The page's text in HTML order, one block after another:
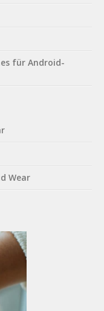
für Android-
Wear